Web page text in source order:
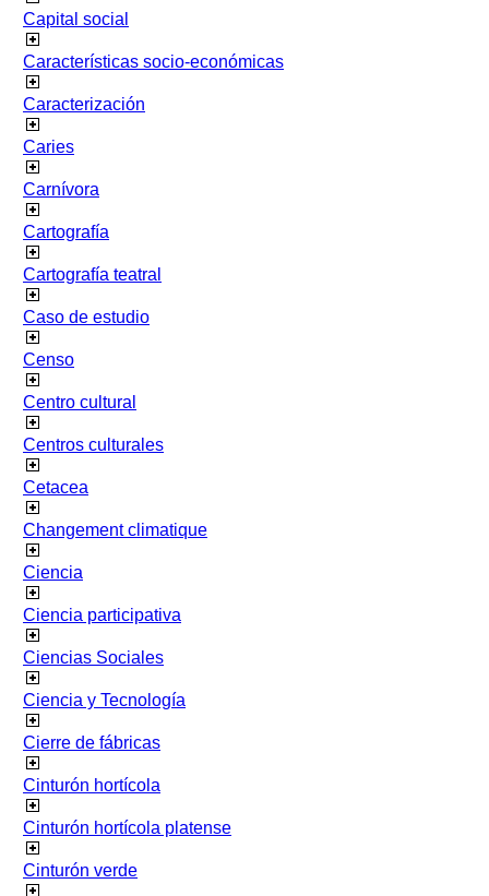
Capital social
Características socio-económicas
Caracterización
Caries
Carnívora
Cartografía
Cartografía teatral
Caso de estudio
Censo
Centro cultural
Centros culturales
Cetacea
Changement climatique
Ciencia
Ciencia participativa
Ciencias Sociales
Ciencia y Tecnología
Cierre de fábricas
Cinturón hortícola
Cinturón hortícola platense
Cinturón verde